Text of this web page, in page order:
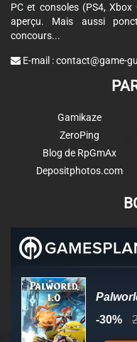
PC et consoles (PS4,
aperçu. Mais aussi
concours...
E-mail :contact@game-
Gamikaze
ZeroPing
Blog de RpGmAx
Depositphotos.com